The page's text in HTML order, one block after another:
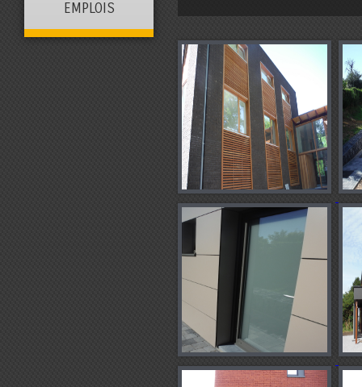
EMPLOIS